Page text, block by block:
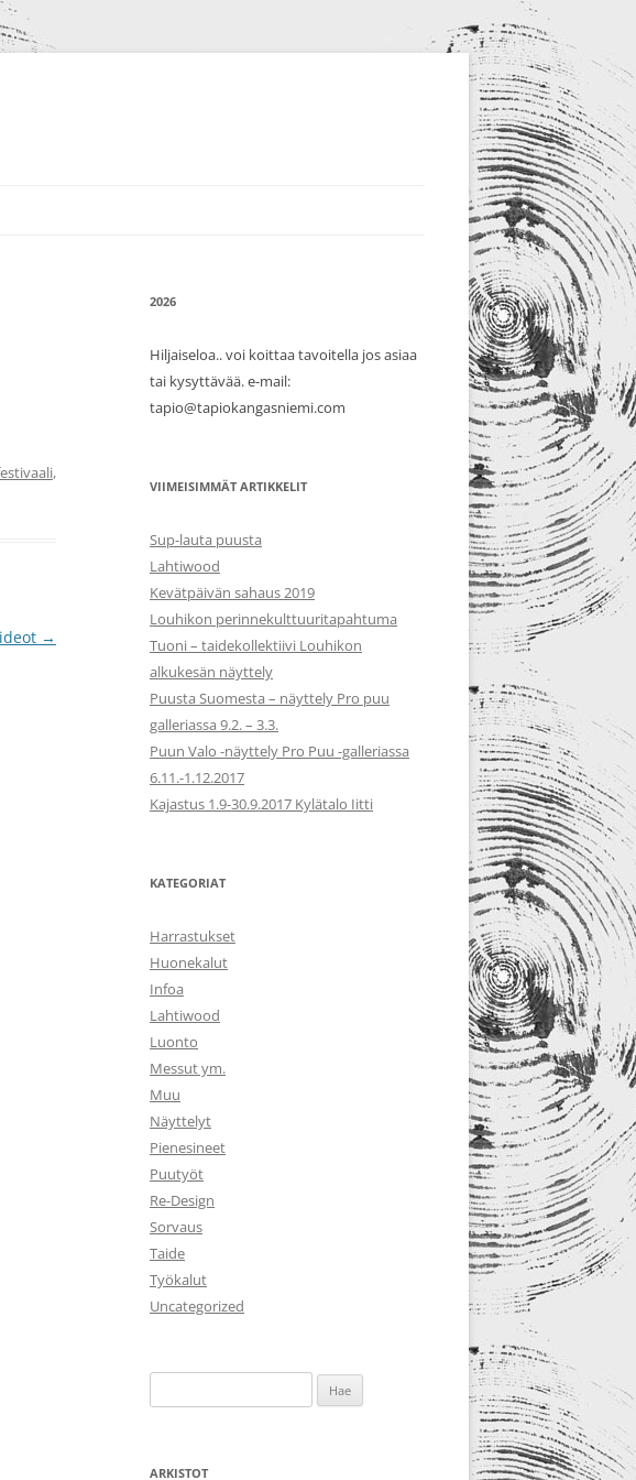
,
→
2026
Hiljaiseloa.. voi koittaa tavoitella jos asiaa
tai kysyttävää. e-mail:
tapio@tapiokangasniemi.com
VIIMEISIMMÄT ARTIKKELIT
Sup-lauta puusta
Lahtiwood
Kevätpäivän sahaus 2019
Louhikon perinnekulttuuritapahtuma
Tuoni – taidekollektiivi Louhikon
alkukesän näyttely
Puusta Suomesta – näyttely Pro puu
galleriassa 9.2. – 3.3.
Puun Valo -näyttely Pro Puu -galleriassa
6.11.-1.12.2017
Kajastus 1.9-30.9.2017 Kylätalo Iitti
KATEGORIAT
Harrastukset
Huonekalut
Infoa
Lahtiwood
Luonto
Messut ym.
Muu
Näyttelyt
Pienesineet
Puutyöt
Re-Design
Sorvaus
Taide
Työkalut
Uncategorized
ARKISTOT